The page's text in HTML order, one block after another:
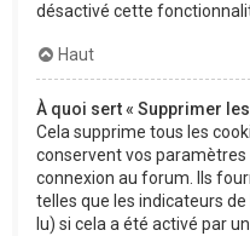
désactivé cette
Haut
À quoi sert « Supprimer
Cela supprime tous les
conservent vos
connexion au forum. Ils
telles que les indicateurs
lu) si cela a été activé par